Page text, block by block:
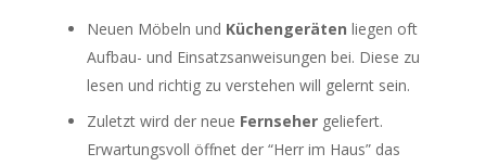
Neuen Möbeln und Küchengeräten liegen oft
Aufbau- und Einsatzsanweisungen bei. Diese zu
lesen und richtig zu verstehen will gelernt sein.
Zuletzt wird der neue Fernsehergeliefert.
Erwartungsvoll öffnet der “Herr im Haus” das